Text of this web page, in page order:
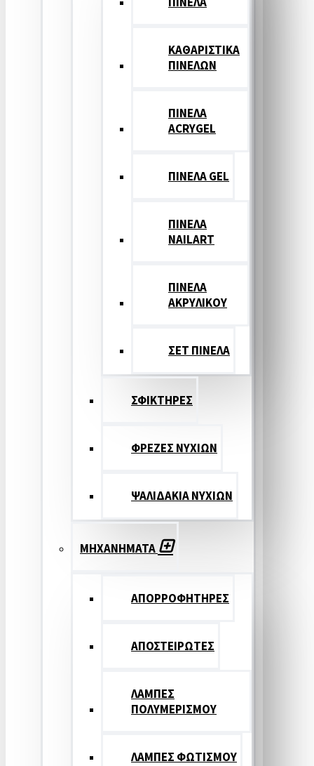
ΚΑΘΑΡΙΣΤΙΚΑ
ΠΙΝΕΛΩΝ
ΠΙΝΕΛΑ
ACRYGEL
ΠΙΝΕΛΑ GEL
ΠΙΝΕΛΑ
NAILART
ΠΙΝΕΛΑ
ΑΚΡΥΛΙΚΟΥ
ΣΕΤ ΠΙΝΕΛA
ΣΦΙΚΤΗΡΕΣ
ΦΡΕΖΕΣ ΝΥΧΙΩΝ
ΨΑΛΙΔΑΚΙΑ ΝΥΧΙΩΝ
ΜΗΧΑΝΗΜΑΤΑ
ΑΠΟΡΡΟΦΗΤΗΡΕΣ
ΑΠΟΣΤΕΙΡΩΤΕΣ
ΛΑΜΠΕΣ
ΠΟΛΥΜΕΡΙΣΜΟΥ
ΛΑΜΠΕΣ ΦΩΤΙΣΜΟΥ